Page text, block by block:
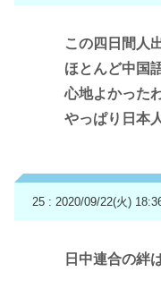
この四日間人
ほとんど中国
心地よかった
やっぱり日本
25 : 2020/09/22(火)
日中連合の絆